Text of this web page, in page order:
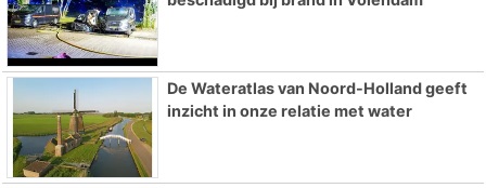
De Wateratlas van Noord-Holland geeft
inzicht in onze relatie met water